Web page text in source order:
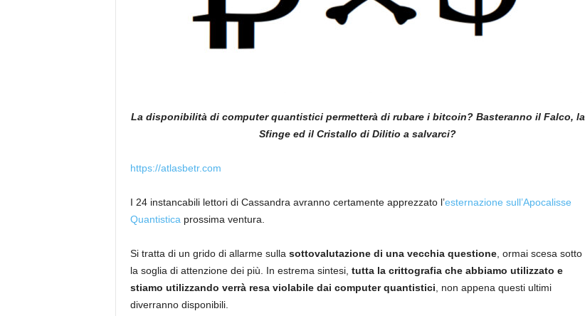
La disponibilità di computer quantistici permetterà di rubare i bitcoin? Basteranno il Falco, la
Sfinge ed il Cristallo di Dilitio a salvarci?
https://atlasbetr.com
I 24 instancabili lettori di Cassandra avranno certamente apprezzato l’esternazione sull’Apocalisse
Quantistica prossima ventura.
Si tratta di un grido di allarme sulla sottovalutazione di una vecchia questione, ormai scesa sotto
la soglia di attenzione dei più. In estrema sintesi, tutta la crittografia che abbiamo utilizzato e
stiamo utilizzando verrà resa violabile dai computer quantistici , non appena questi ultimi
diverranno disponibili.